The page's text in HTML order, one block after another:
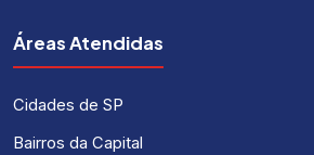
Áreas Atendidas
Cidades de SP
Bairros da Capital